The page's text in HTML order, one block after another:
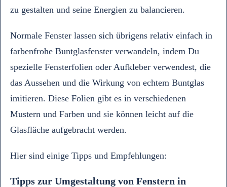
zu gestalten und seine Energien zu balancieren.
Normale Fenster lassen sich übrigens relativ einfach in
farbenfrohe Buntglasfenster verwandeln, indem Du
spezielle Fensterfolien oder Aufkleber verwendest, die
das Aussehen und die Wirkung von echtem Buntglas
imitieren. Diese Folien gibt es in verschiedenen
Mustern und Farben und sie können leicht auf die
Glasfläche aufgebracht werden.
Hier sind einige Tipps und Empfehlungen:
Tipps zur Umgestaltung von Fenstern in